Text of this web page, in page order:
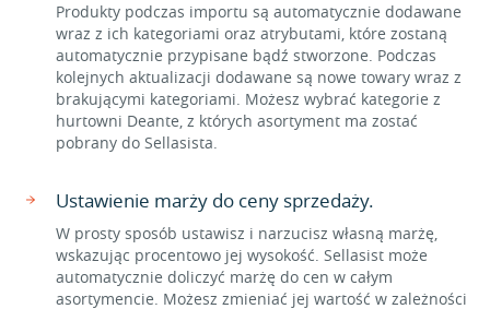
Produkty podczas importu są automatycznie dodawane
wraz z ich kategoriami oraz atrybutami, które zostaną
automatycznie przypisane bądź stworzone. Podczas
kolejnych aktualizacji dodawane są nowe towary wraz z
brakującymi kategoriami. Możesz wybrać kategorie z
hurtowni Deante, z których asortyment ma zostać
pobrany do Sellasista.
Ustawienie marży do ceny sprzedaży.
W prosty sposób ustawisz i narzucisz własną marżę,
wskazując procentowo jej wysokość. Sellasist może
automatycznie doliczyć marżę do cen w całym
asortymencie. Możesz zmieniać jej wartość w zależności